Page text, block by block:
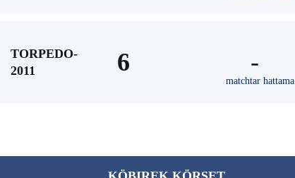
TORPEDO-
2011
6 -
matchtar hattama